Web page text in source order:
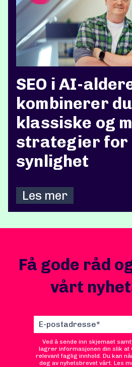
SEO i AI-
kombinerer du
klassiske og
strategier for
synlighet
Les mer
Få gode råd
vårt
Ved å sende inn skjemaet
lagrer informasjonen din slik at
relevant faglig innhold. Du kan
deg av nyhetsbrevet vårt. Les